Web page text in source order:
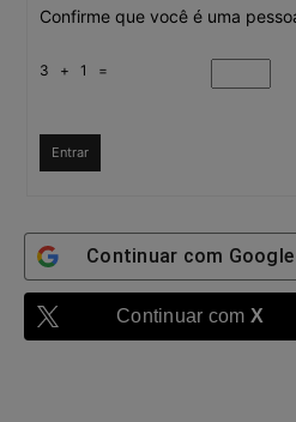
Confirme que você é uma
3 + 1 =
Entrar
Continuar com Google
Continuar com X